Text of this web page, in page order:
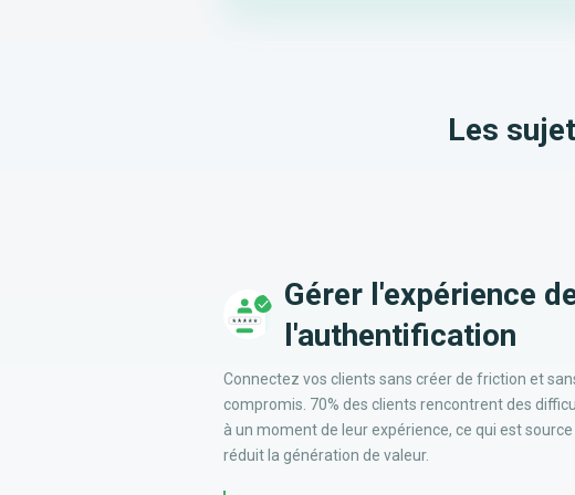
Les
Gérer l'expérience
l'authentification
Connectez vos clients sans créer de friction et
compromis. 70% des clients rencontrent des
à un moment de leur expérience, ce qui est
réduit la génération de valeur.